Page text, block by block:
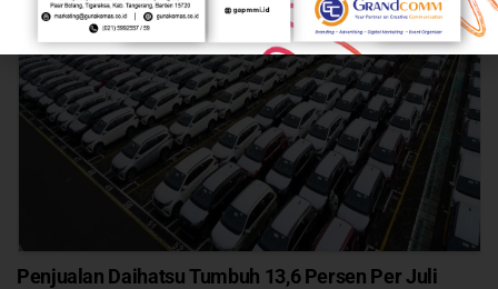
Penjualan Daihatsu Tumbuh 13,6 Persen Per Juli